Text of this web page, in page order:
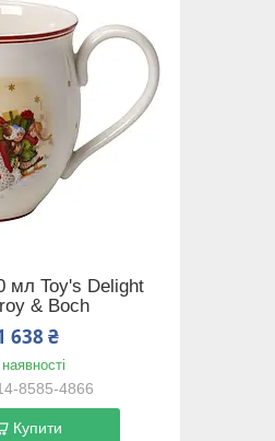
мл Toy's Delight
& Boch
638 ₴
8585-4866
Купити